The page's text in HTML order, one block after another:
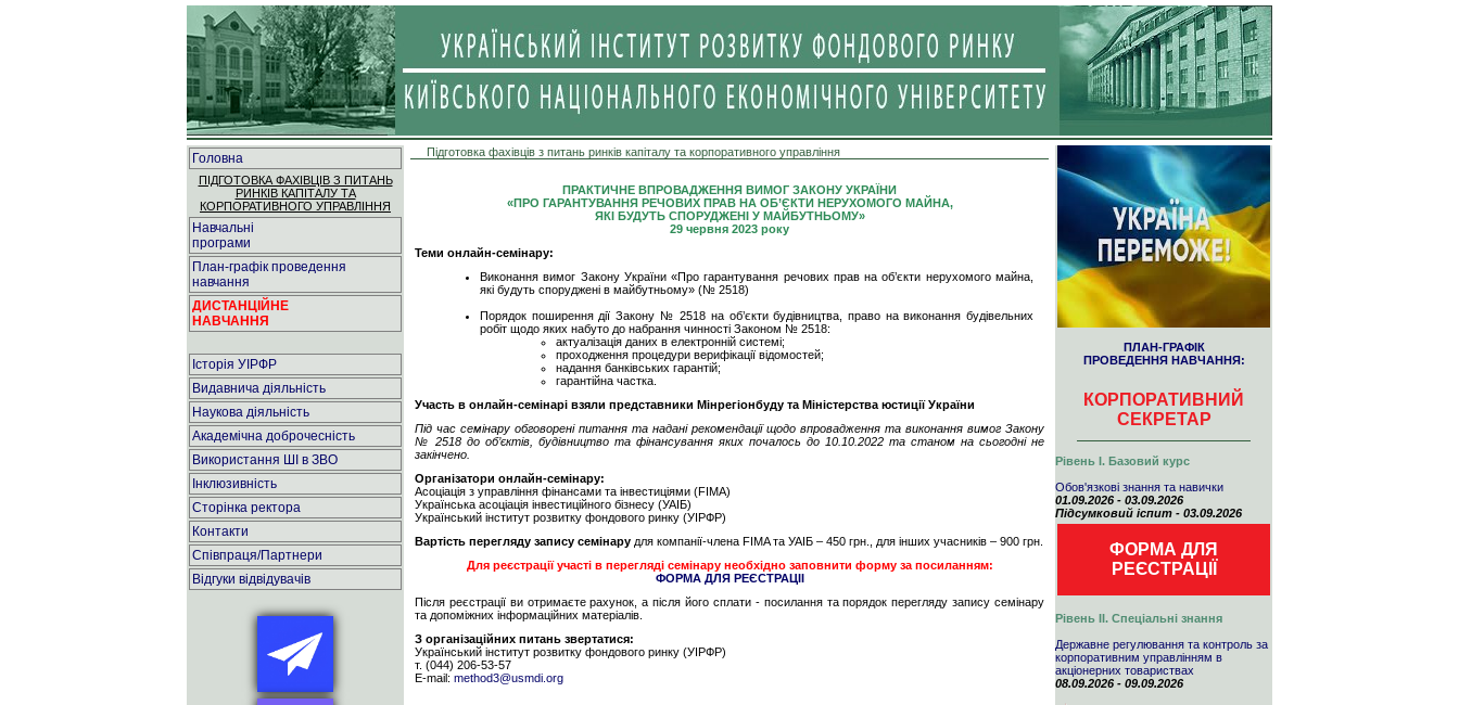
Головна
ПІДГОТОВКА ФАХІВЦІВ З ПИТАНЬ
РИНКІВ КАПІТАЛУ ТА
КОРПОРАТИВНОГО УПРАВЛІННЯ
Навчальні
програми
План-графік проведення
навчання
ДИСТАНЦІЙНЕ
НАВЧАННЯ
Історія УІРФР
Видавнича діяльність
Наукова діяльність
Академічна доброчесність
Використання ШІ в ЗВО
Інклюзивність
Сторінка ректора
Контакти
Співпраця/Партнери
Відгуки відвідувачів
Підготовка фахівців з питань ринків капіталу та корпоративного управління
ПРАКТИЧНЕ ВПРОВАДЖЕННЯ ВИМОГ ЗАКОНУ УКРАЇНИ
«ПРО ГАРАНТУВАННЯ РЕЧОВИХ ПРАВ НА ОБ’ЄКТИ НЕРУХОМОГО МАЙНА,
ЯКІ БУДУТЬ СПОРУДЖЕНІ У МАЙБУТНЬОМУ»
29 червня 2023 року
Теми онлайн-семінару:
Виконання вимог Закону України «Про гарантування речових прав на об’єкти нерухомого майна,
які будуть споруджені в майбутньому» (№ 2518)
Порядок поширення дії Закону № 2518 на об’єкти будівництва, право на виконання будівельних
робіт щодо яких набуто до набрання чинності Законом № 2518:
актуалізація даних в електронній системі;
проходження процедури верифікації відомостей;
надання банківських гарантій;
гарантійна частка.
Участь в онлайн-семінарі взяли представники Мінрегіонбуду та Міністерства юстиції України
Під час семінару обговорені питання та надані рекомендації щодо впровадження та виконання вимог Закону
№ 2518 до об’єктів, будівництво та фінансування яких почалось до 10.10.2022 та станом на сьогодні не
закінчено.
Організатори онлайн-семінару:
Асоціація з управління фінансами та інвестиціями (FIMA)
Українська асоціація інвестиційного бізнесу (УАІБ)
Український інститут розвитку фондового ринку (УІРФР)
Вартість перегляду запису семінару для компанії-члена FIMA та УАІБ – 450 грн., для інших учасників – 900 грн.
Для реєстрації участі в перегляді семінару необхідно заповнити форму за посиланням:
ФОРМА ДЛЯ РЕЄСТРАЦІІ
Після реєстрації ви отримаєте рахунок, а після його сплати - посилання та порядок перегляду запису семінару
та допоміжних інформаційних матеріалів.
З організаційних питань звертатися:
Український інститут розвитку фондового ринку (УІРФР)
т. (044) 206-53-57
E-mail: method3@usmdi.org
ПЛАН-ГРАФІК
ПРОВЕДЕННЯ НАВЧАННЯ:
КОРПОРАТИВНИЙ
СЕКРЕТАР
Рівень І. Базовий курс
Обов'язкові знання та навички
01.09.2026 - 03.09.2026
Підсумковий іспит - 03.09.2026
ФОРМА ДЛЯ
РЕЄСТРАЦІЇ
Рівень ІІ. Спеціальні знання
Державне регулювання та контроль за
корпоративним управлінням в
акціонерних товариствах
08.09.2026 - 09.09.2026